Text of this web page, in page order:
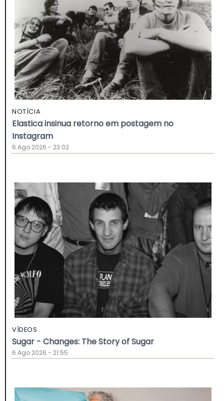
NOTÍCIA
Elastica insinua retorno em postagem no
Instagram
6 Ago 2026 - 23:02
VÍDEOS
Sugar - Changes: The Story of Sugar
6 Ago 2026 - 21:55